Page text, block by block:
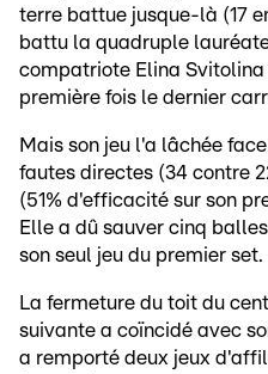
terre battue jusque-là (17
battu la quadruple
compatriote Elina
première fois le dernier
Mais son jeu l'a lâchée
fautes directes (34 contre
(51% d'efficacité sur son
Elle a dû sauver cinq
son seul jeu du premier set.
La fermeture du toit du
suivante a coïncidé avec
a remporté deux jeux